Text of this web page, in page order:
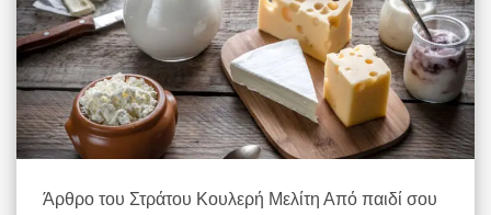
Άρθρο του Στράτου Κουλερή Μελίτη Από παιδί σου